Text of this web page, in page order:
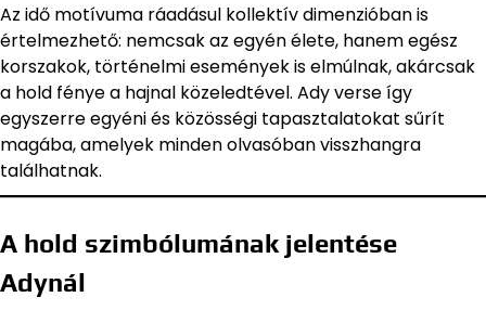
Az idő motívuma ráadásul kollektív dimenzióban is
értelmezhető: nemcsak az egyén élete, hanem egész
korszakok, történelmi események is elmúlnak, akárcsak
a hold fénye a hajnal közeledtével. Ady verse így
egyszerre egyéni és közösségi tapasztalatokat sűrít
magába, amelyek minden olvasóban visszhangra
találhatnak.
A hold szimbólumának jelentése
Adynál